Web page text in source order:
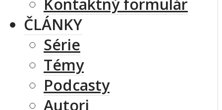
Kontaktný formulár
ČLÁNKY
Série
Témy
Podcasty
Autori